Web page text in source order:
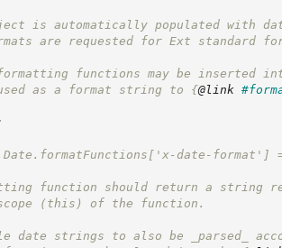
is automatically populated with
are requested for Ext standard
functions may be inserted into
as a format string to {@link
date-format'] =
function should return a string
(this) of the function.
strings to also be _parsed_